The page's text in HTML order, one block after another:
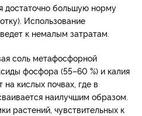
достаточно большую норму
Использование
к немалым затратам.
соль метафосфорной
фосфора (55–60 %) и калия
на кислых почвах, где в
наилучшим образом.
растений, чувствительных к